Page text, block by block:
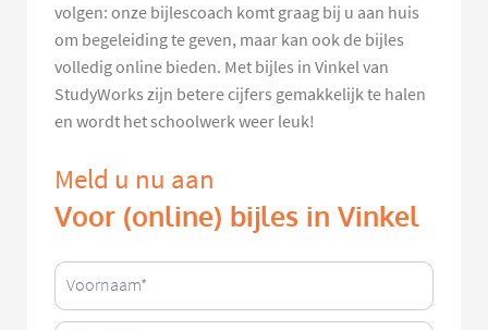
volgen: onze bijlescoach komt graag bij u aan huis
om begeleiding te geven, maar kan ook de bijles
volledig online bieden. Met bijles in Vinkel van
StudyWorks zijn betere cijfers gemakkelijk te halen
en wordt het schoolwerk weer leuk!
Meld u nu aan
Voor (online) bijles in Vinkel